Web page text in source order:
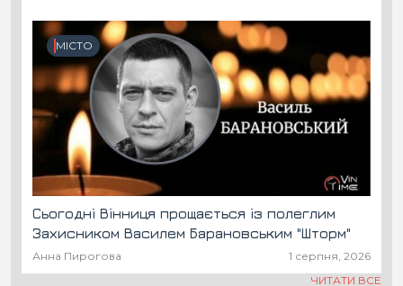
МІСТО
Сьогодні Вінниця прощається із полеглим
Захисником Василем Барановським "Шторм"
Анна Пирогова
1 серпня, 2026
ЧИТАТИ ВСЕ